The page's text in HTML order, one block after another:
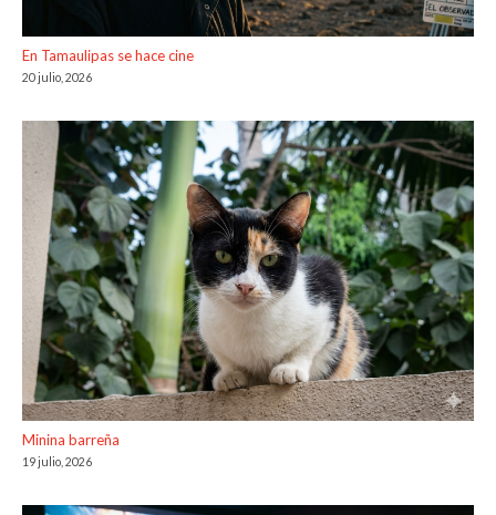
En Tamaulipas se hace cine
20 julio, 2026
Minina barreña
19 julio, 2026